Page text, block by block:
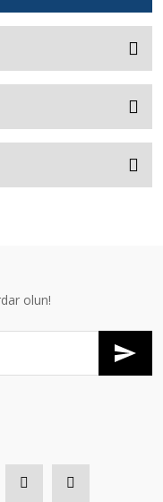
olun!